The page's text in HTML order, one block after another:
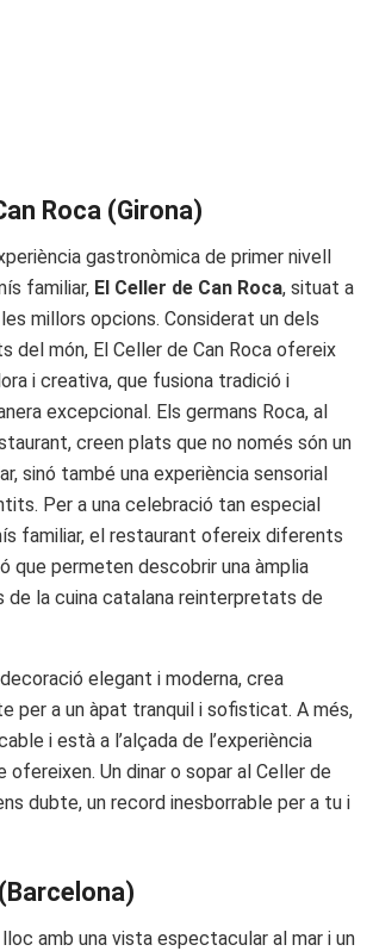
Roca (Girona)
gastronòmica de primer nivell
familiar, El Celler de Can Roca, situat a
millors opcions. Considerat un dels
del món, El Celler de Can Roca ofereix
i creativa, que fusiona tradició i
excepcional. Els germans Roca, al
creen plats que no només són un
sinó també una experiència sensorial
Per a una celebració tan especial
familiar, el restaurant ofereix diferents
que permeten descobrir una àmplia
de la cuina catalana reinterpretats de
elegant i moderna, crea
per a un àpat tranquil i sofisticat. A més,
i està a l’alçada de l’experiència
ofereixen. Un dinar o sopar al Celler de
dubte, un record inesborrable per a tu i
amb una vista espectacular al mar i un